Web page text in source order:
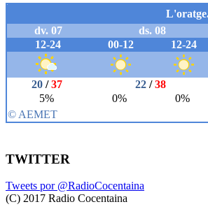
TWITTER
Tweets por @RadioCocentaina
(C) 2017 Radio Cocentaina